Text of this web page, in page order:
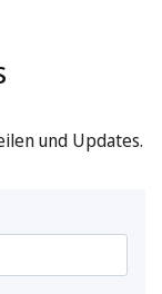
und Updates.